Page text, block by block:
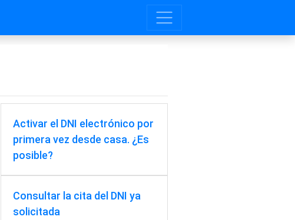
Activar el DNI electrónico por
primera vez desde casa. ¿Es
posible?
Consultar la cita del DNI ya
solicitada